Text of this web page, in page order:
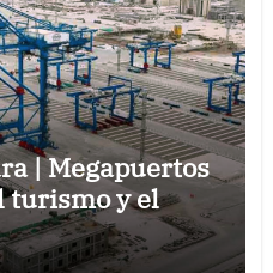
| Megapuertos
turismo y el